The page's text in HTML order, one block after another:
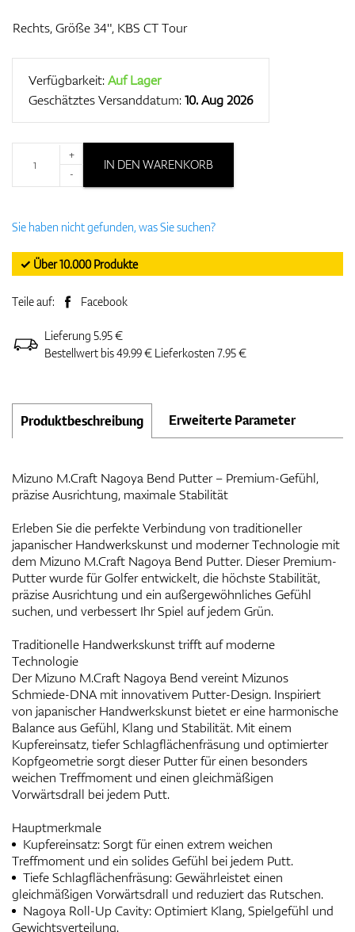
Rechts, Größe 34", KBS CT Tour
Verfügbarkeit:Auf Lager
Geschätztes Versanddatum:10. Aug 2026
+
-
IN DEN WARENKORB
Sie haben nicht gefunden, was Sie suchen?
✓ Über 10.000 Produkte
Teile auf: Facebook
Lieferung 5.95 €
Bestellwert bis 49.99 € Lieferkosten 7.95 €
Produktbeschreibung Erweiterte Parameter
Mizuno M.Craft Nagoya Bend Putter – Premium-Gefühl,
präzise Ausrichtung, maximale Stabilität
Erleben Sie die perfekte Verbindung von traditioneller
japanischer Handwerkskunst und moderner Technologie mit
dem Mizuno M.Craft Nagoya Bend Putter. Dieser Premium-
Putter wurde für Golfer entwickelt, die höchste Stabilität,
präzise Ausrichtung und ein außergewöhnliches Gefühl
suchen, und verbessert Ihr Spiel auf jedem Grün.
Traditionelle Handwerkskunst trifft auf moderne
Technologie
Der Mizuno M.Craft Nagoya Bend vereint Mizunos
Schmiede-DNA mit innovativem Putter-Design. Inspiriert
von japanischer Handwerkskunst bietet er eine harmonische
Balance aus Gefühl, Klang und Stabilität. Mit einem
Kupfereinsatz, tiefer Schlagflächenfräsung und optimierter
Kopfgeometrie sorgt dieser Putter für einen besonders
weichen Treffmoment und einen gleichmäßigen
Vorwärtsdrall bei jedem Putt.
Hauptmerkmale
Kupfereinsatz: Sorgt für einen extrem weichen
Treffmoment und ein solides Gefühl bei jedem Putt.
Tiefe Schlagflächenfräsung: Gewährleistet einen
gleichmäßigen Vorwärtsdrall und reduziert das Rutschen.
Nagoya Roll-Up Cavity: Optimiert Klang, Spielgefühl und
Gewichtsverteilung.